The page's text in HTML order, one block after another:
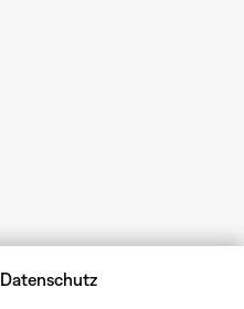
Datenschutz